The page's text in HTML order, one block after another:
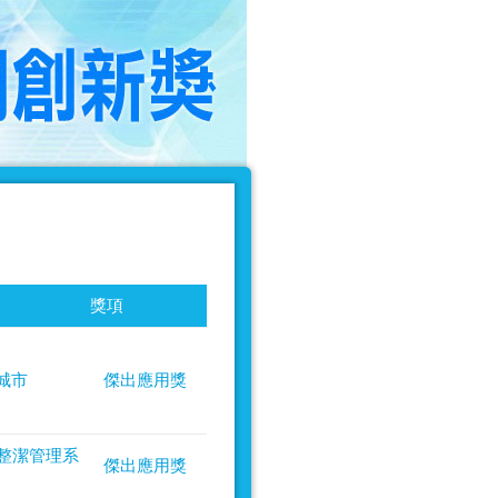
獎項
市 傑出應用獎
潔管理系
傑出應用獎